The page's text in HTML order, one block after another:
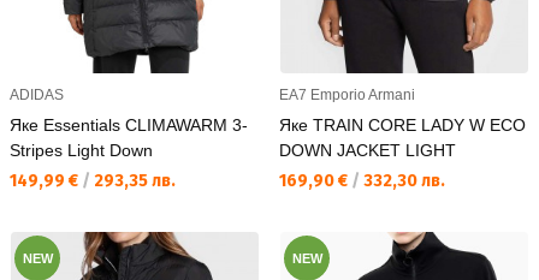
ADIDAS
Яке Essentials CLIMAWARM 3-
Stripes Light Down
Текуща цена:
149,99 € / 293,35 лв.
EA7 Emporio Armani
Яке TRAIN CORE LADY W ECO
DOWN JACKET LIGHT
Текуща цена:
169,90 € / 332,30 лв.
NEW NEW